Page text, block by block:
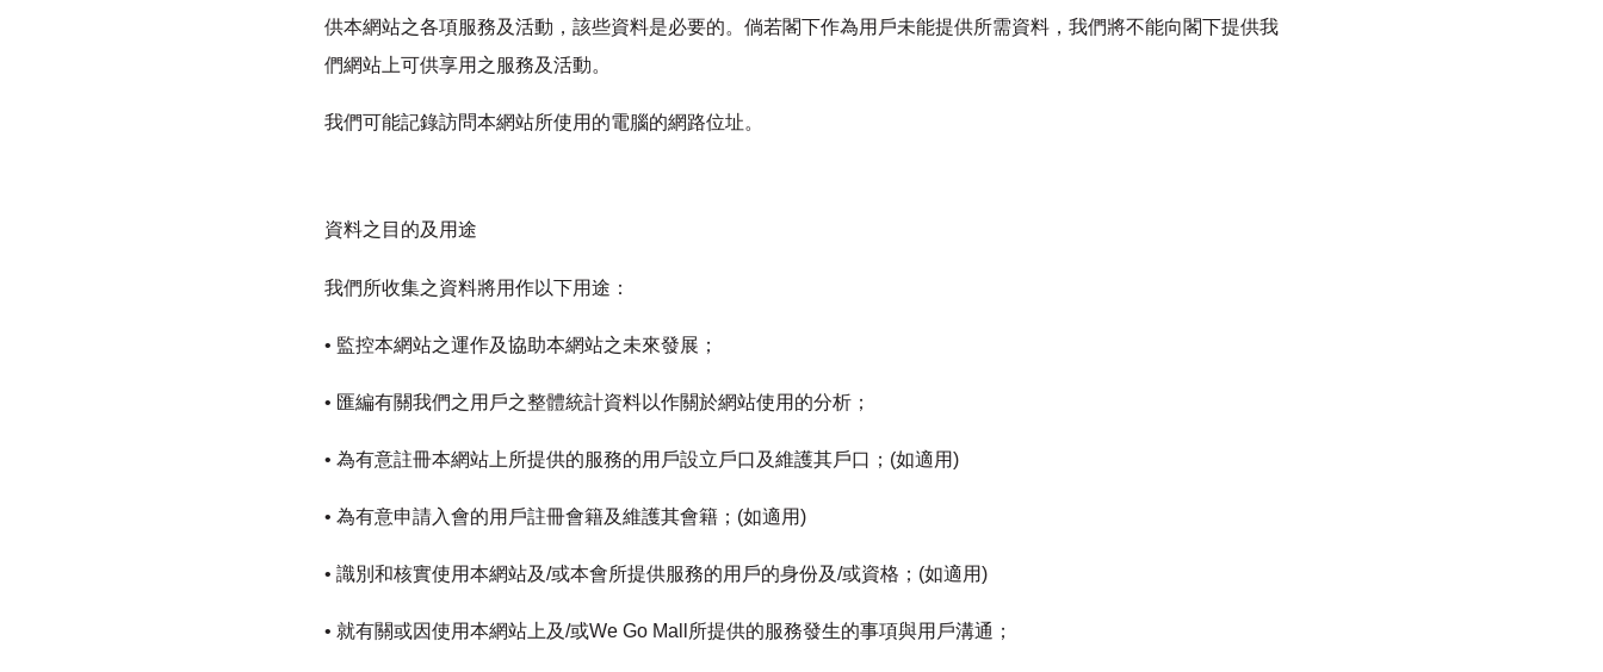
供本網站之各項服務及活動，該些資料是必要的。倘若閣下作為用戶未能提供所需資料，我們將不能向閣下提供我
們網站上可供享用之服務及活動。
我們可能記錄訪問本網站所使用的電腦的網路位址。
資料之目的及用途
我們所收集之資料將用作以下用途：
• 監控本網站之運作及協助本網站之未來發展；
• 匯編有關我們之用戶之整體統計資料以作關於網站使用的分析；
• 為有意註冊本網站上所提供的服務的用戶設立戶口及維護其戶口；(如適用)
• 為有意申請入會的用戶註冊會籍及維護其會籍；(如適用)
• 識別和核實使用本網站及/或本會所提供服務的用戶的身份及/或資格；(如適用)
• 就有關或因使用本網站上及/或We Go Mall所提供的服務發生的事項與用戶溝通；